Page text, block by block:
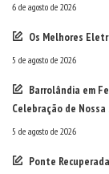
6 de agosto de 2026
Os Melhores
5 de agosto de 2026
Barrolândia em
Celebração de
5 de agosto de 2026
Ponte